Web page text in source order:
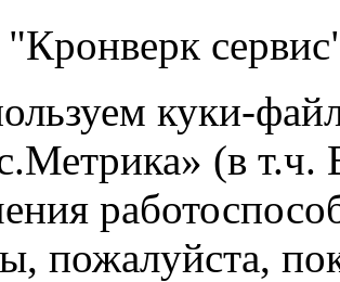
куки-
(в т.ч.
пожалуйста,